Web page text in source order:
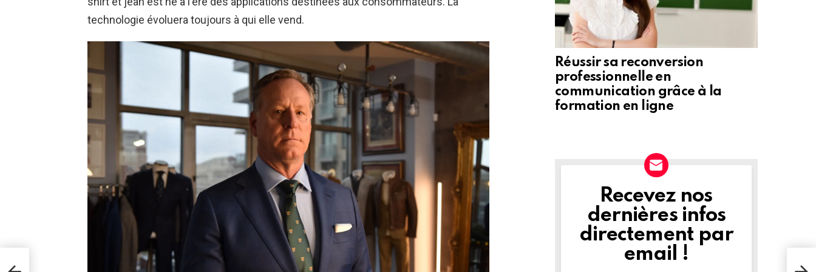
technologie évoluera toujours à qui elle vend.
Réussir sa reconversion
professionnelle en
communication grâce à la
formation en ligne
NEWSLETTER
Recevez nos
dernières infos
directement par
email !